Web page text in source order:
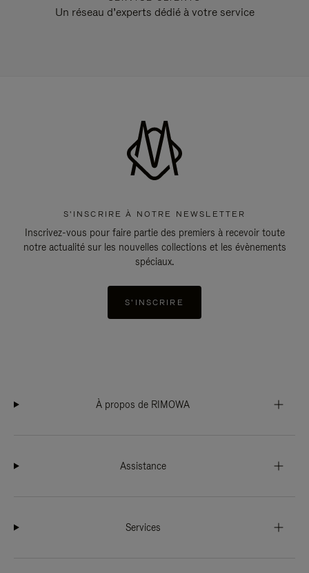
Un réseau d’experts dédié à votre service
S'INSCRIRE À NOTRE NEWSLETTER
Inscrivez-vous pour faire partie des premiers à recevoir toute
notre actualité sur les nouvelles collections et les évènements
spéciaux.
S'INSCRIRE
À propos de RIMOWA
Assistance
Services